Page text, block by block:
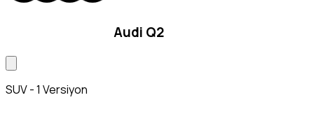
Audi Q2
SUV - 1 Versiyon